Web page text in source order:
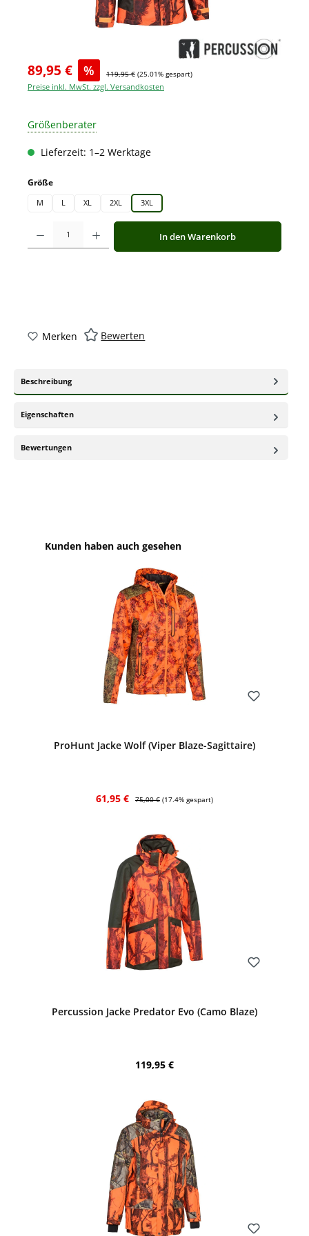
89,95 € % 119,95 € (25.01% gespart)
Preise inkl. MwSt. zzgl. Versandkosten
Größenberater
Lieferzeit: 1–2 Werktage
Größeauswählen
M L XL 2XL 3XL
Produkt Anzahl: Gib den gewünschten Wert ein oder benutze die
In den Warenkorb
Merken Bewerten
Beschreibung
Eigenschaften
Bewertungen
Produktgalerie überspringen
Kunden haben auch gesehen
ProHunt Jacke Wolf (Viper Blaze-Sagittaire)
Verkaufspreis:
61,95 € Regulärer Preis:
75,00 € (17.4% gespart)
Percussion Jacke Predator Evo (Camo Blaze)
Regulärer Preis:
119,95 €